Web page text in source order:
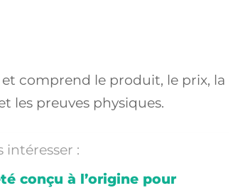
et comprend le produit, le prix, la
les preuves physiques.
intéresser :
conçu à l’origine pour